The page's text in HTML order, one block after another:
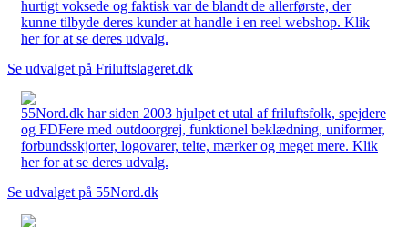
hurtigt voksede og faktisk var de blandt de allerførste, der
kunne tilbyde deres kunder at handle i en reel webshop. Klik
her for at se deres udvalg.
Se udvalget på Friluftslageret.dk
55Nord.dk har siden 2003 hjulpet et utal af friluftsfolk, spejdere
og FDFere med outdoorgrej, funktionel beklædning, uniformer,
forbundsskjorter, logovarer, telte, mærker og meget mere. Klik
her for at se deres udvalg.
Se udvalget på 55Nord.dk